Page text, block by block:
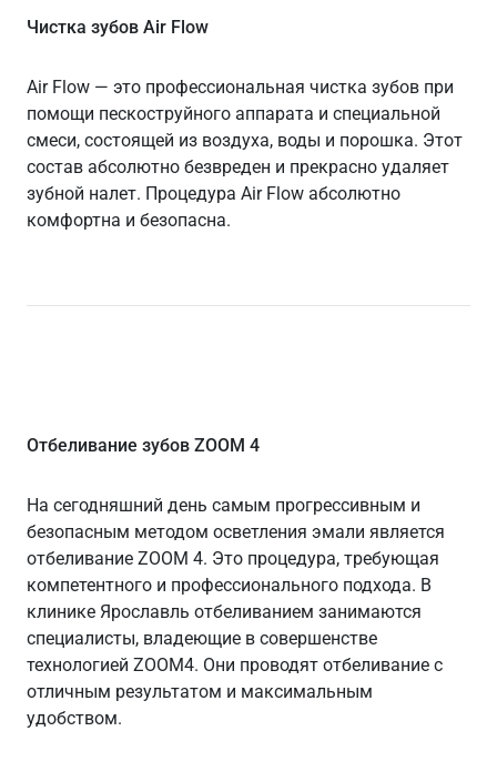
Чистка зубов Air Flow
Air Flow — это профессиональная чистка зубов при
помощи пескоструйного аппарата и специальной
смеси, состоящей из воздуха, воды и порошка. Этот
состав абсолютно безвреден и прекрасно удаляет
зубной налет. Процедура Air Flow абсолютно
комфортна и безопасна.
Отбеливание зубов ZOOM 4
На сегодняшний день самым прогрессивным и
безопасным методом осветления эмали является
отбеливание ZOOM 4. Это процедура, требующая
компетентного и профессионального подхода. В
клинике Ярославль отбеливанием занимаются
специалисты, владеющие в совершенстве
технологией ZOOM4. Они проводят отбеливание с
отличным результатом и максимальным
удобством.